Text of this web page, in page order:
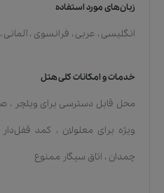
زبان‌های مورد استفاده
انگلیسی ، عربی ، فرانسوی ، آلمانی ،
خدمات و امکانات کلی هتل
محل قابل دسترسی برای ویلچر ،
ویژه برای معلولان ، کمد قفل‌دار
چمدان ، اتاق سیگار ممنوع